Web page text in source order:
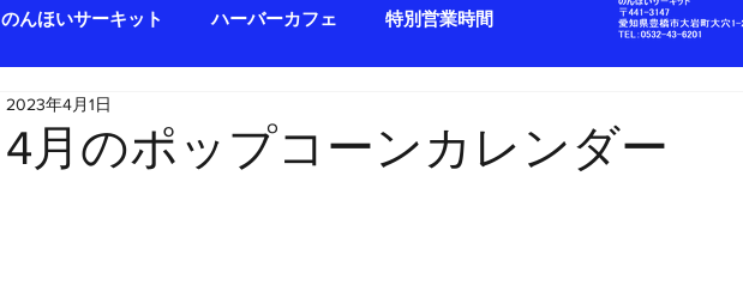
のんほいサーキット ハーバーカフェ 特別営業時間
4月のポップコーンカレンダー
2023年4月1日